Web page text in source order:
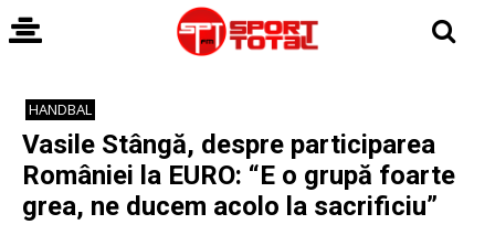
HANDBAL
Vasile Stângă, despre participarea
României la EURO: “E o grupă foarte
grea, ne ducem acolo la sacrificiu”